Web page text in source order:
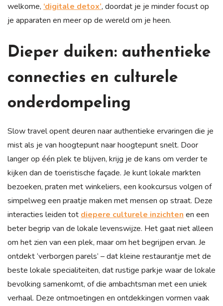
welkome, ‘digitale detox’, doordat je je minder focust op
je apparaten en meer op de wereld om je heen.
Dieper duiken: authentieke
connecties en culturele
onderdompeling
Slow travel opent deuren naar authentieke ervaringen die je
mist als je van hoogtepunt naar hoogtepunt snelt. Door
langer op één plek te blijven, krijg je de kans om verder te
kijken dan de toeristische façade. Je kunt lokale markten
bezoeken, praten met winkeliers, een kookcursus volgen of
simpelweg een praatje maken met mensen op straat. Deze
interacties leiden tot diepere culturele inzichten en een
beter begrip van de lokale levenswijze. Het gaat niet alleen
om het zien van een plek, maar om het begrijpen ervan. Je
ontdekt ‘verborgen parels’ – dat kleine restaurantje met de
beste lokale specialiteiten, dat rustige parkje waar de lokale
bevolking samenkomt, of die ambachtsman met een uniek
verhaal. Deze ontmoetingen en ontdekkingen vormen vaak